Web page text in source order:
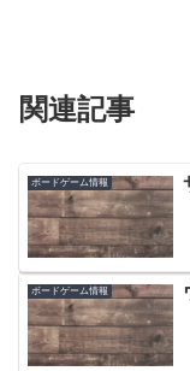
関連記事
ボードゲーム情報
ボードゲーム情報